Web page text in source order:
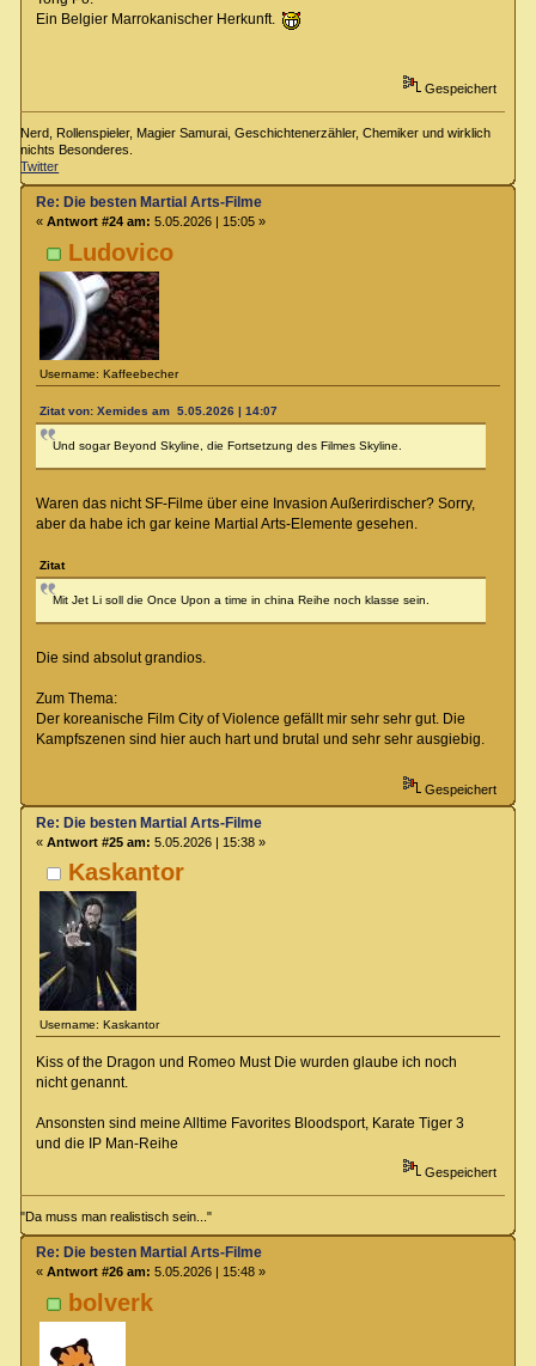
Ein Belgier Marrokanischer Herkunft.
Gespeichert
Nerd, Rollenspieler, Magier Samurai, Geschichtenerzähler, Chemiker und wirklich
nichts Besonderes.
Twitter
Ludovico
Username: Kaffeebecher
Re: Die besten Martial Arts-Filme
« Antwort #24 am: 5.05.2026 | 15:05 »
Zitat von: Xemides am 5.05.2026 | 14:07
Und sogar Beyond Skyline, die Fortsetzung des Filmes Skyline.
Waren das nicht SF-Filme über eine Invasion Außerirdischer? Sorry,
aber da habe ich gar keine Martial Arts-Elemente gesehen.
Zitat
Mit Jet Li soll die Once Upon a time in china Reihe noch klasse sein.
Die sind absolut grandios.
Zum Thema:
Der koreanische Film City of Violence gefällt mir sehr sehr gut. Die
Kampfszenen sind hier auch hart und brutal und sehr sehr ausgiebig.
Gespeichert
Kaskantor
Username: Kaskantor
Re: Die besten Martial Arts-Filme
« Antwort #25 am: 5.05.2026 | 15:38 »
Kiss of the Dragon und Romeo Must Die wurden glaube ich noch
nicht genannt.
Ansonsten sind meine Alltime Favorites Bloodsport, Karate Tiger 3
und die IP Man-Reihe
Gespeichert
"Da muss man realistisch sein..."
bolverk
Re: Die besten Martial Arts-Filme
« Antwort #26 am: 5.05.2026 | 15:48 »